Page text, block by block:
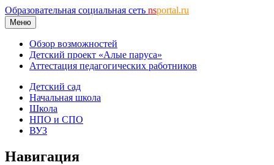
Образовательная социальная сеть nsportal.ru
Меню
Обзор возможностей
Детский проект «Алые паруса»
Аттестация педагогических работников
Детский сад
Начальная школа
Школа
НПО и СПО
ВУЗ
Навигация